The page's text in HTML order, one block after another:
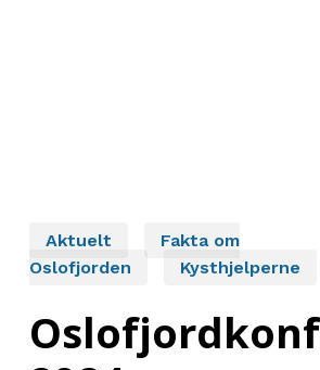
Aktuelt
Fakta om
Oslofjorden
Kysthjelperne